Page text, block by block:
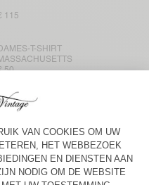
115
T-SHIRT
50
IZUBIRD
65
IZUBIRD
110